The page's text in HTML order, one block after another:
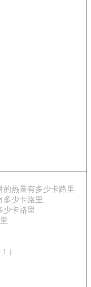
的热量有多少卡路里
多少卡路里
少卡路里
）